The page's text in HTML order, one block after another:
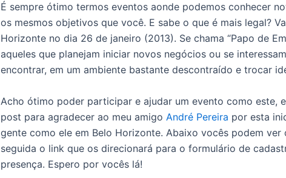
É sempre ótimo termos eventos aonde podemos conhecer
os mesmos objetivos que você. E sabe o que é mais legal?
Horizonte no dia 26 de janeiro (2013). Se chama “Papo de
aqueles que planejam iniciar novos negócios ou se
encontrar, em um ambiente bastante descontraído e trocar
Acho ótimo poder participar e ajudar um evento como este,
post para agradecer ao meu amigo André Pereira por esta
gente como ele em Belo Horizonte. Abaixo vocês podem
seguida o link que os direcionará para o formulário de
presença. Espero por vocês lá!